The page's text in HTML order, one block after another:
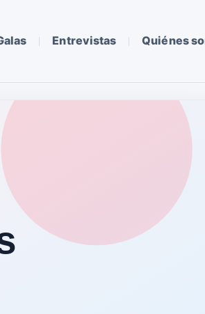
Entrevistas Quiénes